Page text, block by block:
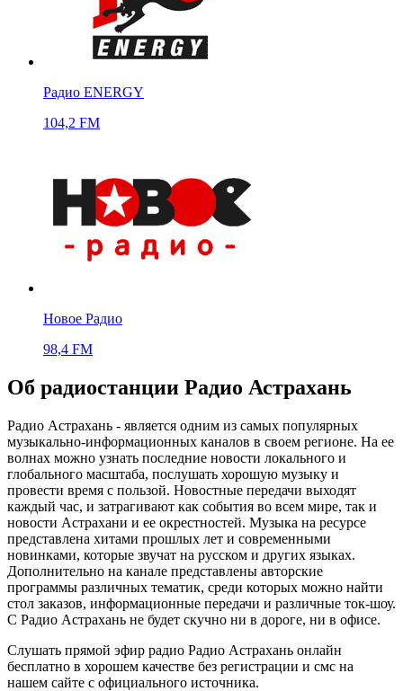
Радио ENERGY
104,2 FM
Новое Радио
98,4 FM
Об радиостанции Радио Астрахань
Радио Астрахань - является одним из самых популярных
музыкально-информационных каналов в своем регионе. На ее
волнах можно узнать последние новости локального и
глобального масштаба, послушать хорошую музыку и
провести время с пользой. Новостные передачи выходят
каждый час, и затрагивают как события во всем мире, так и
новости Астрахани и ее окрестностей. Музыка на ресурсе
представлена хитами прошлых лет и современными
новинками, которые звучат на русском и других языках.
Дополнительно на канале представлены авторские
программы различных тематик, среди которых можно найти
стол заказов, информационные передачи и различные ток-шоу.
С Радио Астрахань не будет скучно ни в дороге, ни в офисе.
Слушать прямой эфир радио Радио Астрахань онлайн
бесплатно в хорошем качестве без регистрации и смс на
нашем сайте с официального источника.